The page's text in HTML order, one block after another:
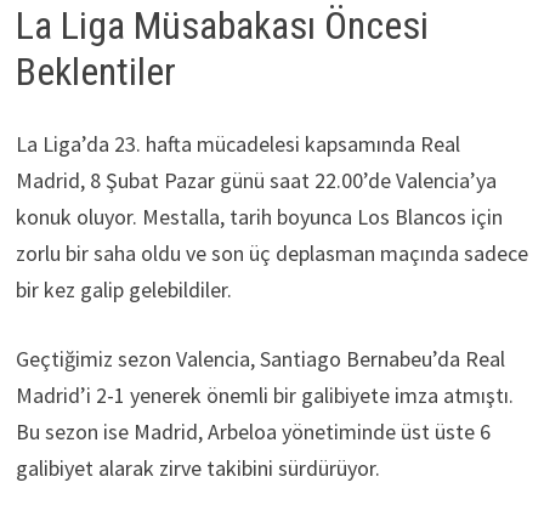
La Liga Müsabakası Öncesi
Beklentiler
La Liga’da 23. hafta mücadelesi kapsamında Real
Madrid, 8 Şubat Pazar günü saat 22.00’de Valencia’ya
konuk oluyor. Mestalla, tarih boyunca Los Blancos için
zorlu bir saha oldu ve son üç deplasman maçında sadece
bir kez galip gelebildiler.
Geçtiğimiz sezon Valencia, Santiago Bernabeu’da Real
Madrid’i 2-1 yenerek önemli bir galibiyete imza atmıştı.
Bu sezon ise Madrid, Arbeloa yönetiminde üst üste 6
galibiyet alarak zirve takibini sürdürüyor.